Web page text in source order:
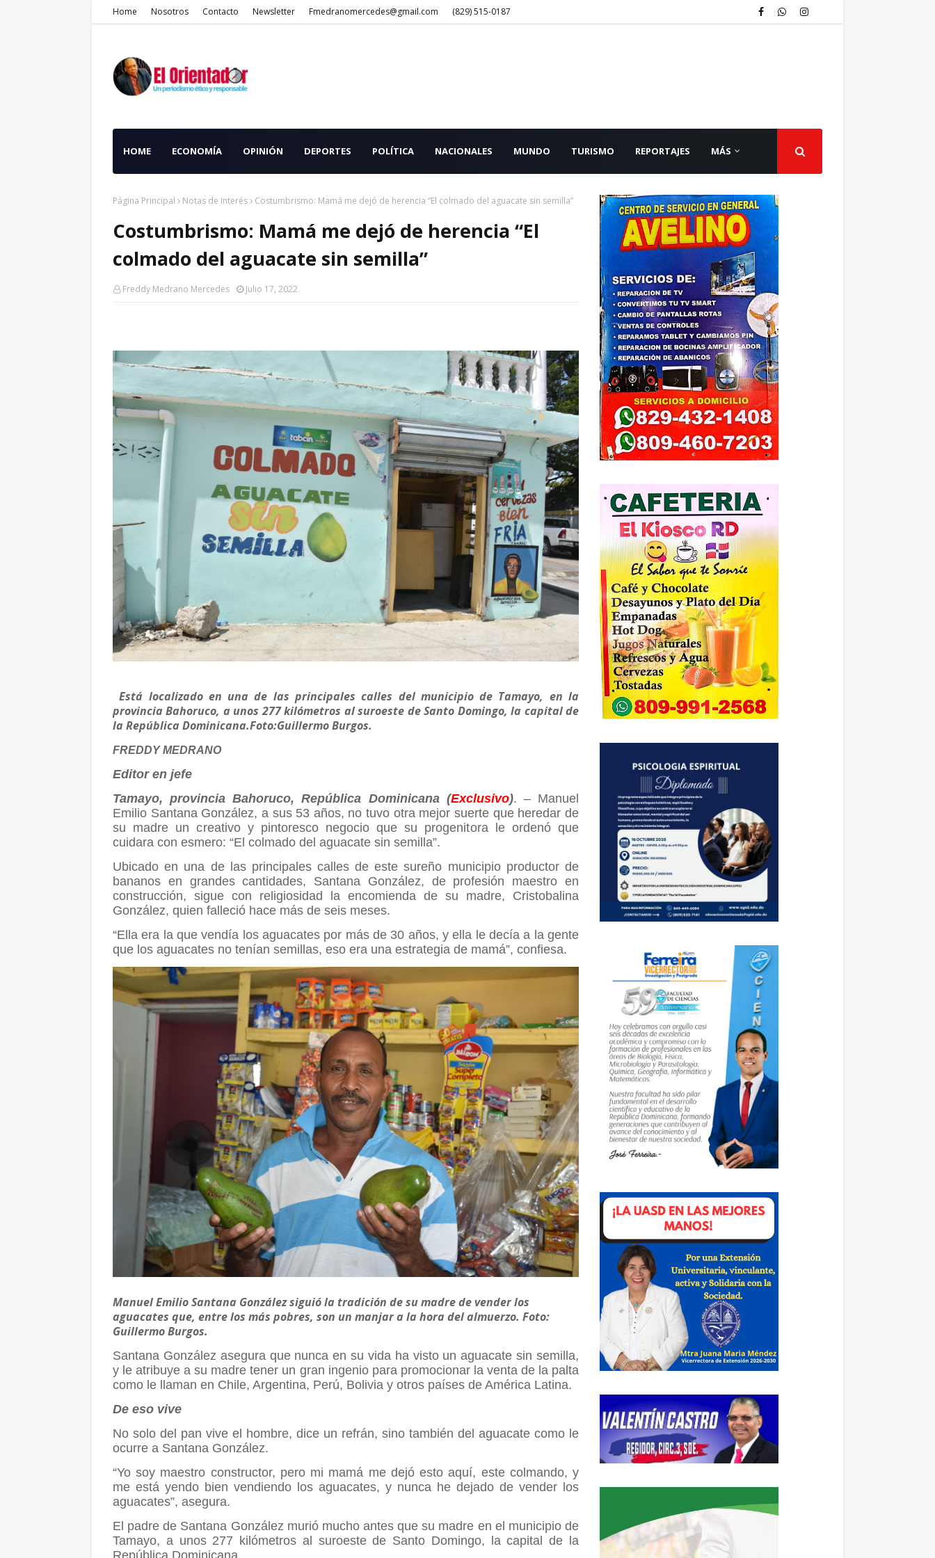
Home Nosotros Contacto Newsletter Fmedranomercedes@gmail.com (829) 515-0187
HOME ECONOMÍA OPINIÓN DEPORTES POLÍTICA NACIONALES MUNDO TURISMO REPORTAJES MÁS
Página Principal Notas de Interés Costumbrismo: Mamá me dejó de herencia “El colmado del aguacate sin semilla”
Costumbrismo: Mamá me dejó de herencia “El
colmado del aguacate sin semilla”
Freddy Medrano Mercedes Julio 17, 2022
Está localizado en una de las principales calles del municipio de Tamayo, en la
provincia Bahoruco, a unos 277 kilómetros al suroeste de Santo Domingo, la capital de
la República Dominicana.Foto:Guillermo Burgos.
FREDDY MEDRANO
Editor en jefe
Tamayo, provincia Bahoruco, República Dominicana (Exclusivo). – Manuel
Emilio Santana González, a sus 53 años, no tuvo otra mejor suerte que heredar de
su madre un creativo y pintoresco negocio que su progenitora le ordenó que
cuidara con esmero: “El colmado del aguacate sin semilla”.
Ubicado en una de las principales calles de este sureño municipio productor de
bananos en grandes cantidades, Santana González, de profesión maestro en
construcción, sigue con religiosidad la encomienda de su madre, Cristobalina
González, quien falleció hace más de seis meses.
“Ella era la que vendía los aguacates por más de 30 años, y ella le decía a la gente
que los aguacates no tenían semillas, eso era una estrategia de mamá”, confiesa.
Manuel Emilio Santana González siguió la tradición de su madre de vender los
aguacates que, entre los más pobres, son un manjar a la hora del almuerzo. Foto:
Guillermo Burgos.
Santana González asegura que nunca en su vida ha visto un aguacate sin semilla,
y le atribuye a su madre tener un gran ingenio para promocionar la venta de la palta
como le llaman en Chile, Argentina, Perú, Bolivia y otros países de América Latina.
De eso vive
No solo del pan vive el hombre, dice un refrán, sino también del aguacate como le
ocurre a Santana González.
“Yo soy maestro constructor, pero mi mamá me dejó esto aquí, este colmando, y
me está yendo bien vendiendo los aguacates, y nunca he dejado de vender los
aguacates”, asegura.
El padre de Santana González murió mucho antes que su madre en el municipio de
Tamayo, a unos 277 kilómetros al suroeste de Santo Domingo, la capital de la